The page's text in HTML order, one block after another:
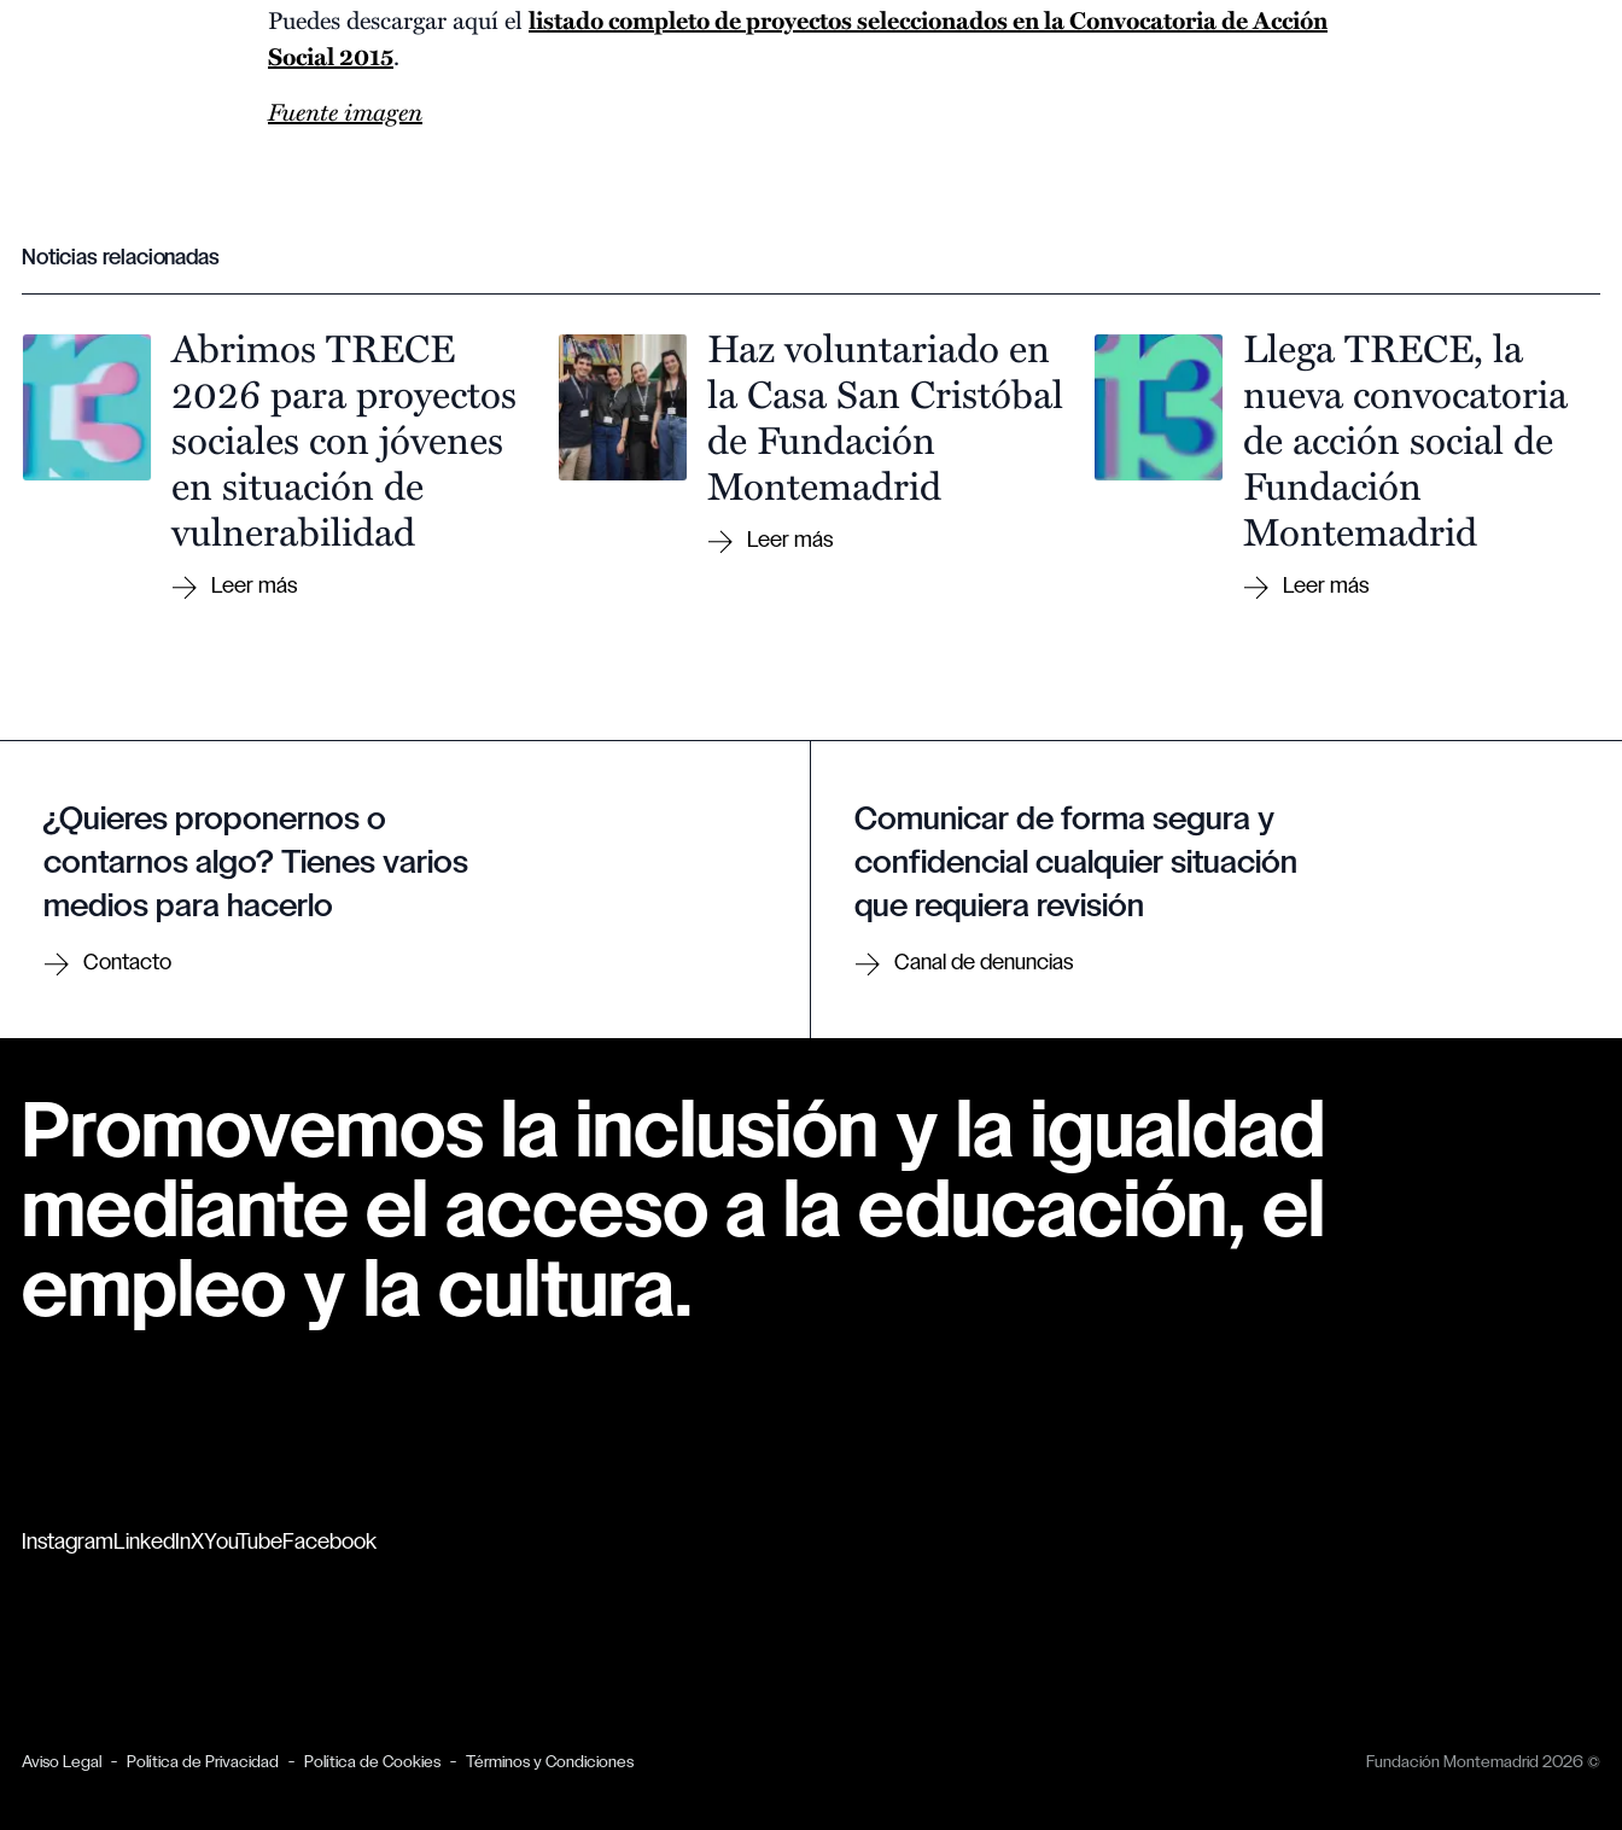
Puedes descargar aquí ellistado completo de proyectos seleccionados en la Convocatoria de Acción
Social 2015.
Fuente imagen
Noticias relacionadas
Abrimos TRECE
2026 para proyectos
sociales con jóvenes
en situación de
vulnerabilidad
Haz voluntariado en
la Casa San Cristóbal
de Fundación
Montemadrid
Llega TRECE, la
nueva convocatoria
de acción social de
Fundación
Montemadrid
¿Quieres proponernos o
contarnos algo? Tienes varios
medios para hacerlo
Contacto
Comunicar de forma segura y
confidencial cualquier situación
que requiera revisión
Canal de denuncias
Promovemos la inclusión y la igualdad
mediante el acceso a la educación, el
empleo y la cultura.
Instagram LinkedInXYouTubeFacebook
Aviso Legal Política de Privacidad Política de Cookies Términos y Condiciones Fundación Montemadrid 2026 ©